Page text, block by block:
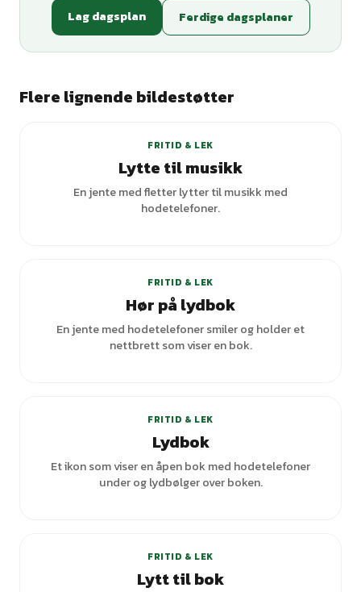
Lag dagsplan
Ferdige dagsplaner
Flere lignende bildestøtter
FRITID & LEK
Lytte til musikk
En jente med fletter lytter til musikk med
hodetelefoner.
FRITID & LEK
Hør på lydbok
En jente med hodetelefoner smiler og holder et
nettbrett som viser en bok.
FRITID & LEK
Lydbok
Et ikon som viser en åpen bok med hodetelefoner
under og lydbølger over boken.
FRITID & LEK
Lytt til bok